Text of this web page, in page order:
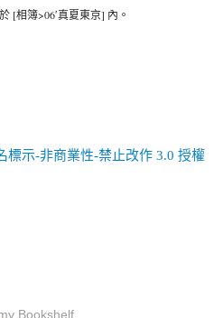
[相簿>06′真夏東京] 內。
標示-非商業性-禁止改作 3.0 授權